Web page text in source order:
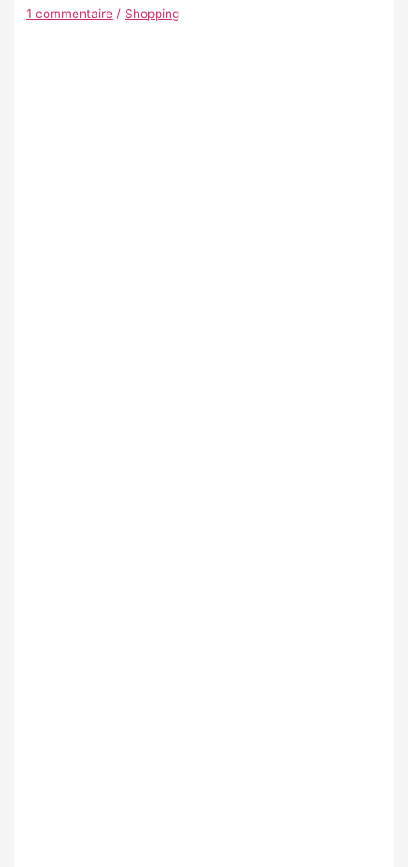
1 commentaire / Shopping